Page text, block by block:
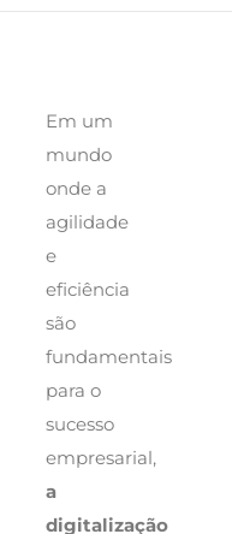
Em um
mundo
onde a
agilidade
e
eficiência
são
fundamentais
para o
sucesso
empresarial,
a
digitalização